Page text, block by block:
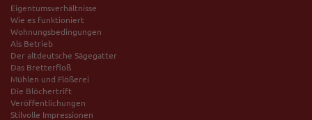
Eigentumsverhältnisse
Wie es funktioniert
Wohnungsbedingungen
Als Betrieb
Der altdeutsche Sägegatter
Das Bretterfloß
Mühlen und Flößerei
Die Blöchertrift
Veröffentlichungen
Stilvolle Impressionen